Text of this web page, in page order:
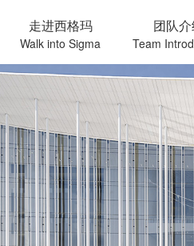
走进西格玛
Walk into Sigma
团队
Team